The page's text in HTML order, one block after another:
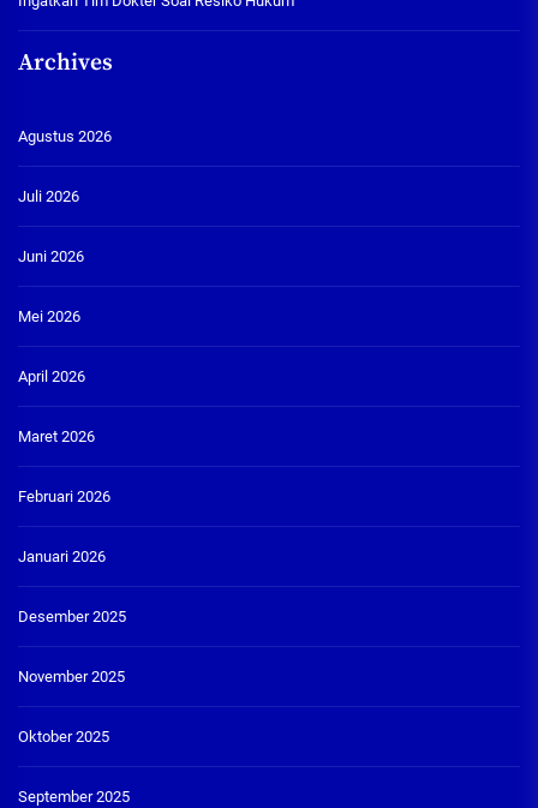
Archives
Agustus 2026
Juli 2026
Juni 2026
Mei 2026
April 2026
Maret 2026
Februari 2026
Januari 2026
Desember 2025
November 2025
Oktober 2025
September 2025